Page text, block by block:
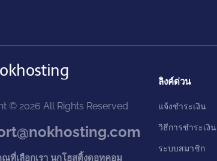
© 2026 All Rights Reserved
ที่เลือกเรา นกโฮสติ้งดอทคอม
ลิงค์ด่วน
แจ้งชำระเงิน
วิธีการชำระเงิน
ระบบสมาชิก